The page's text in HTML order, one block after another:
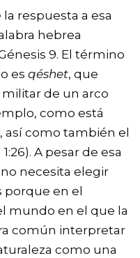
respuesta a esa
hebrea
9. El término
es qéshet, que
de un arco
como está
así como también el
A pesar de esa
necesita elegir
porque en el
mundo en el que la
común interpretar
como una